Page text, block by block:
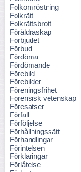
Folkomröstning
Folkrätt
Folkrättsbrott
Föräldraskap
Förbjudet
Förbud
Fördöma
Fördömande
Förebild
Förebilder
Föreningsfrihet
Forensisk vetenskap
Föresatser
Förfall
Förföljelse
Förhållningssätt
Förhandlingar
Förintelsen
Förklaringar
Förlåtelse